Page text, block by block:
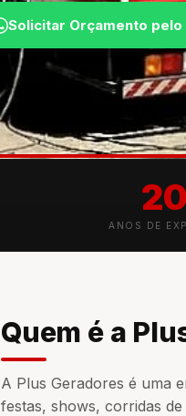
Solicitar Orçamento
ANOS DE
Quem é a
A Plus Geradores é uma
festas, shows, corridas